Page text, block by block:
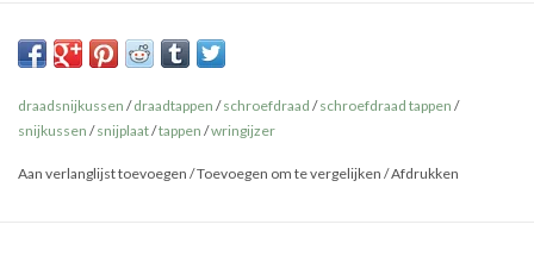
Geslepen
Geslepen
draadsnijkussen /draadtappen /schroefdraad /schroefdraad tappen /
snijkussen /snijplaat/tappen /wringijzer
Aan verlanglijst toevoegen /Toevoegen om te vergelijken /Afdrukken